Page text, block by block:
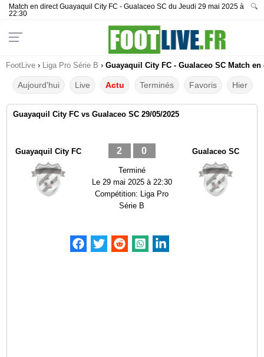
Match en direct Guayaquil City FC - Gualaceo SC du Jeudi 29 mai 2025 à
22:30
🔍
FootLive › Liga Pro Série B › Guayaquil City FC - Gualaceo SC Match en
Aujourd'hui Live Actu Terminés Favoris Hier
Guayaquil City FC vs Gualaceo SC 29/05/2025
Guayaquil City FC 2 0
Terminé
Le 29 mai 2025 à 22:30
Compétition: Liga Pro
Série B
Gualaceo SC